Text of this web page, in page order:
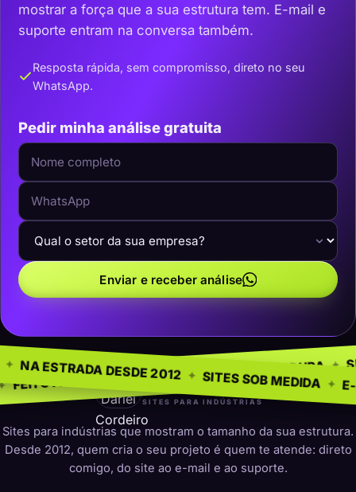
mostrar a força que a sua estrutura tem. E-mail e
suporte entram na conversa também.
Resposta rápida, sem compromisso, direto no seu
WhatsApp.
Pedir minha análise gratuita
Enviar e receber análise
PRESENÇA QUE DURA SEM MODELO
NEGÓCIO ✦ NA ESTRADA DESDE 2012 ✦ SITES SOB
darleicordeiro
SITES PARA INDÚSTRIAS
Sites para indústrias que mostram o tamanho da sua estrutura.
Desde 2012, quem cria o seu projeto é quem te atende: direto
comigo, do site ao e-mail e ao suporte.